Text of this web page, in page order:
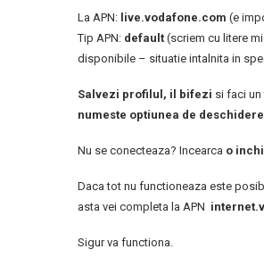
La APN: live.vodafone.com (e
Tip APN: default (scriem cu litere
disponibile – situatie intalnita in
Salvezi profilul, il bifezi si faci un
numeste optiunea de
Nu se conecteaza? Incearca o
Daca tot nu functioneaza este
asta vei completa la APN
Sigur va functiona.